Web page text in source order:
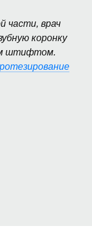
части, врач
коронку
штифтом.